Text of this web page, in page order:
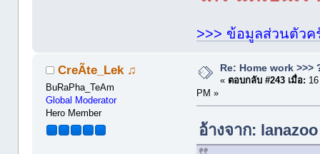
>>> ข้อมูลส่วนตัวค
CreÃte_Lek ♫
BuRaPha_TeAm
Global Moderator
Hero Member
Re: Home work >>>
« ตอบกลับ #243 เมื่อ:
PM »
อ้างจาก: